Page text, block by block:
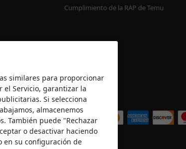
Cumplimiento de la RAP de Temu
Aceptamos
similares para proporcionar
el Servicio, garantizar la
Si selecciona
almacenemos
También puede "Rechazar
o desactivar haciendo
en su configuración de